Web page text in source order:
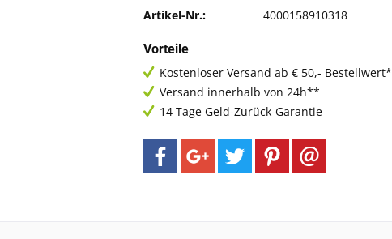
Artikel-Nr.: 4000158910318
Vorteile
Kostenloser Versand ab € 50,- Bestellwert*
Versand innerhalb von 24h**
14 Tage Geld-Zurück-Garantie